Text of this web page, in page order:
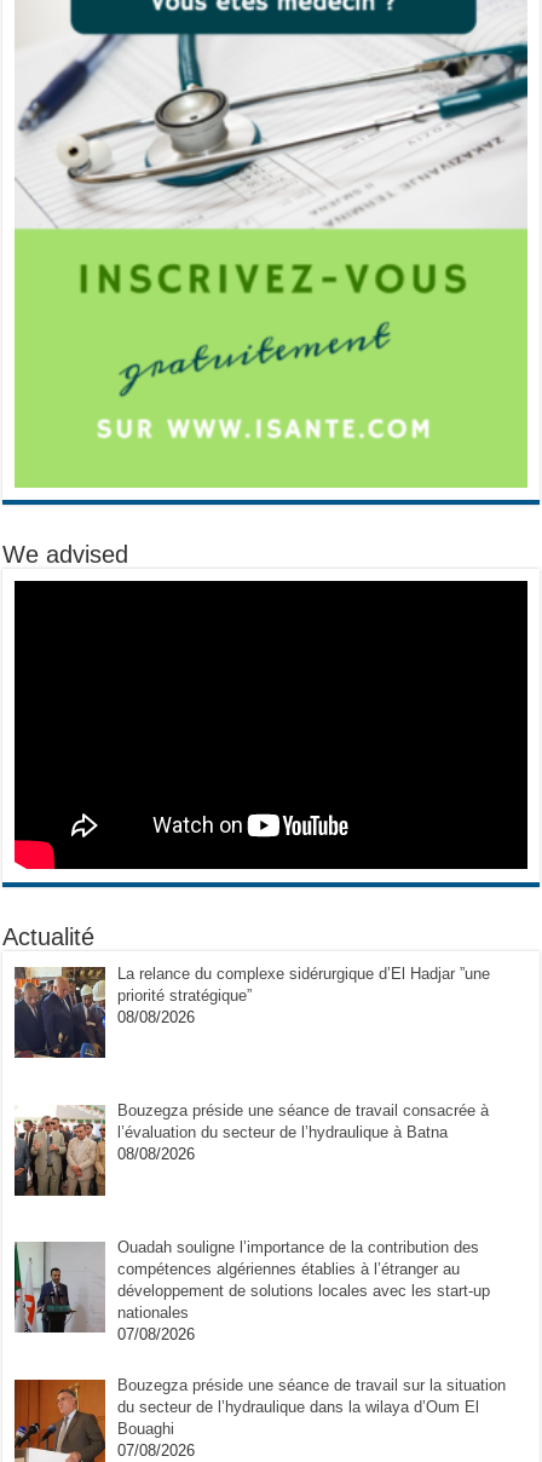
We advised
Actualité
La relance du complexe sidérurgique d’El Hadjar ”une
priorité stratégique”
08/08/2026
Bouzegza préside une séance de travail consacrée à
l’évaluation du secteur de l’hydraulique à Batna
08/08/2026
Ouadah souligne l’importance de la contribution des
compétences algériennes établies à l’étranger au
développement de solutions locales avec les start-up
nationales
07/08/2026
Bouzegza préside une séance de travail sur la situation
du secteur de l’hydraulique dans la wilaya d’Oum El
Bouaghi
07/08/2026